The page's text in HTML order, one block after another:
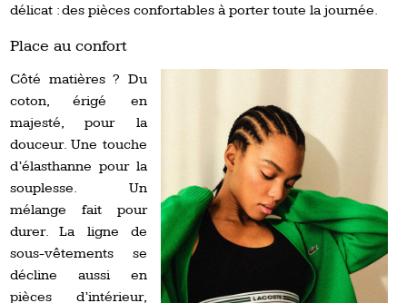
délicat : des pièces confortables à porter toute la journée.
Place au confort
Côté matières ? Du
coton, érigé en
majesté, pour la
douceur. Une touche
d’élasthanne pour la
souplesse. Un
mélange fait pour
durer. La ligne de
sous-vêtements se
décline aussi en
pièces d’intérieur,